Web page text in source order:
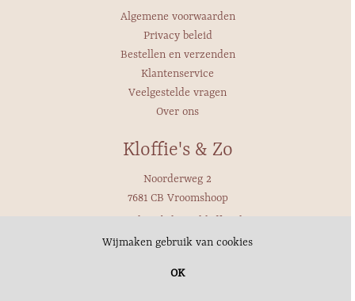
Wij maken gebruik van cookies
OK
Algemene voorwaarden
Privacy beleid
Bestellen en verzenden
Klantenservice
Veelgestelde vragen
Over ons
Kloffie's & Zo
Noorderweg 2
7681 CB Vroomshoop
Telefoon: 0546-647271